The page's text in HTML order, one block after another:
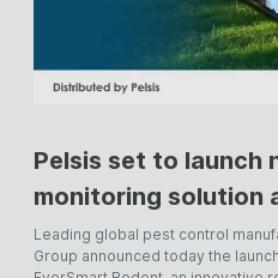
Pelsis set to launch
monitoring solution
Leading global pest control
Group announced today the